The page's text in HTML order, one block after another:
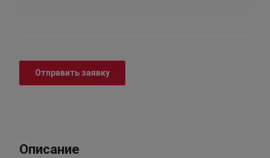
Отправить заявку
Описание